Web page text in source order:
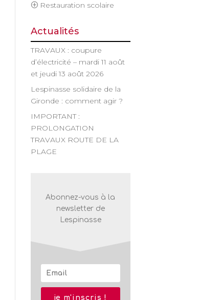
Restauration scolaire
Actualités
TRAVAUX : coupure
d’électricité – mardi 11 août
et jeudi 13 août 2026
Lespinasse solidaire de la
Gironde : comment agir ?
IMPORTANT :
PROLONGATION
TRAVAUX ROUTE DE LA
PLAGE
Abonnez-vous à la
newsletter de
Lespinasse
je m'inscris !